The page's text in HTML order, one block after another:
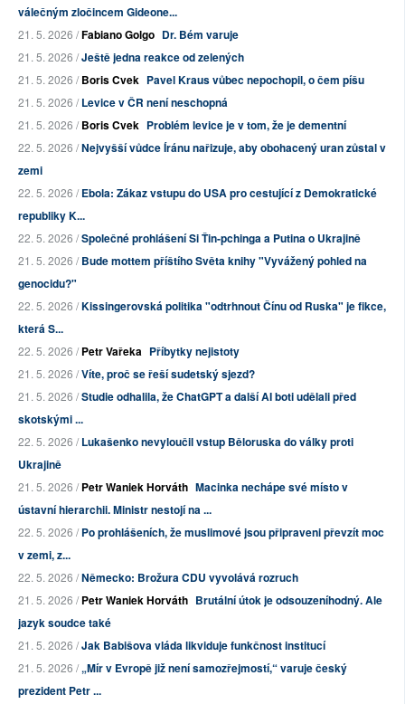
válečným zločincem Gideone...
21. 5. 2026 /Fabiano Golgo Dr. Bém varuje
21. 5. 2026 /Ještě jedna reakce od zelených
21. 5. 2026 /Boris Cvek Pavel Kraus vůbec nepochopil, o čem píšu
21. 5. 2026 /Levice v ČR není neschopná
21. 5. 2026 /Boris Cvek Problém levice je v tom, že je dementní
22. 5. 2026 /Nejvyšší vůdce Íránu nařizuje, aby obohacený uran zůstal v
zemi
22. 5. 2026 /Ebola: Zákaz vstupu do USA pro cestující z Demokratické
republiky K...
22. 5. 2026 /Společné prohlášení Si Ťin-pchinga a Putina o Ukrajině
21. 5. 2026 /Bude mottem příštího Světa knihy "Vyvážený pohled na
genocidu?"
22. 5. 2026 /Kissingerovská politika "odtrhnout Čínu od Ruska" je fikce,
která S...
22. 5. 2026 /Petr Vařeka Příbytky nejistoty
21. 5. 2026 /Víte, proč se řeší sudetský sjezd?
21. 5. 2026 /Studie odhalila, že ChatGPT a další AI boti udělali před
skotskými ...
22. 5. 2026 /Lukašenko nevyloučil vstup Běloruska do války proti
Ukrajině
21. 5. 2026 /Petr Waniek Horváth Macinka nechápe své místo v
ústavní hierarchii. Ministr nestojí na ...
22. 5. 2026 /Po prohlášeních, že muslimové jsou připraveni převzít moc
v zemi, z...
22. 5. 2026 /Německo: Brožura CDU vyvolává rozruch
21. 5. 2026 /Petr Waniek Horváth Brutální útok je odsouzeníhodný. Ale
jazyk soudce také
21. 5. 2026 /Jak Babišova vláda likviduje funkčnost institucí
21. 5. 2026 /„Mír v Evropě již není samozřejmostí,“ varuje český
prezident Petr ...